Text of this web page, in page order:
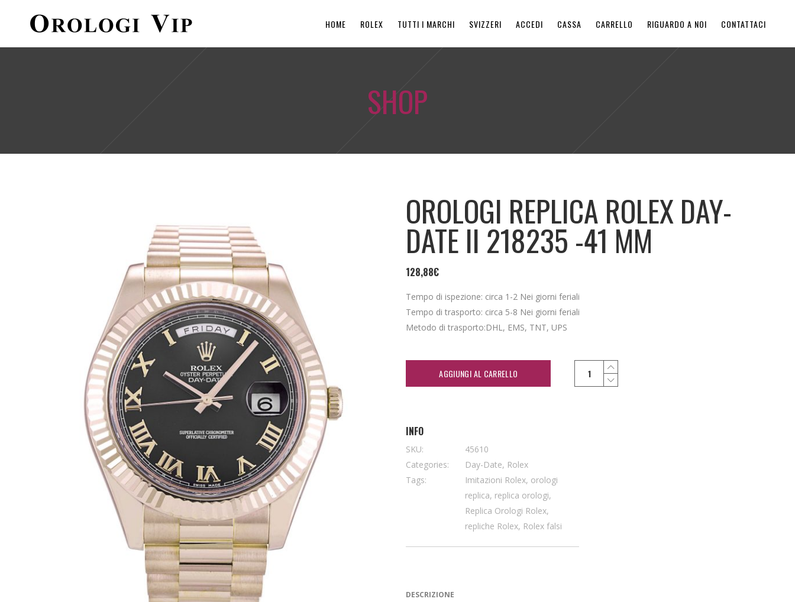
HOME ROLEX TUTTI I MARCHI SVIZZERI ACCEDI CASSA CARRELLO RIGUARDO A NOI CONTATTACI
SHOP
OROLOGI REPLICA ROLEX DAY-
DATE II 218235 -41 MM
128,88€
Tempo di ispezione: circa 1-2 Nei giorni feriali
Tempo di trasporto: circa 5-8 Nei giorni feriali
Metodo di trasporto:DHL, EMS, TNT, UPS
AGGIUNGI AL CARRELLO
INFO
SKU:
45610
Categories:
Day-Date, Rolex
Tags:
Imitazioni Rolex, orologi
replica, replica orologi,
Replica Orologi Rolex,
repliche Rolex, Rolex falsi
DESCRIZIONE